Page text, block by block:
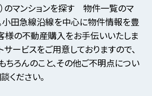
のマンションを探す 物件一覧のマ
小田急線沿線を中心に物件情報を豊
様の不動産購入をお手伝いいたしま
サービスをご用意しておりますので、
ちろんのこと、その他ご不明点につい
ください。